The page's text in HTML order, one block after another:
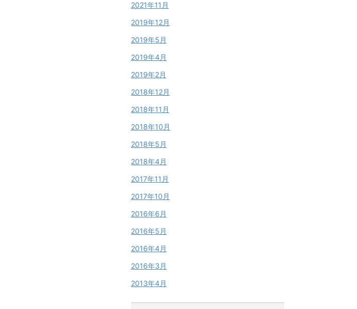
2021年11月
2019年12月
2019年5月
2019年4月
2019年2月
2018年12月
2018年11月
2018年10月
2018年5月
2018年4月
2017年11月
2017年10月
2016年6月
2016年5月
2016年4月
2016年3月
2013年4月